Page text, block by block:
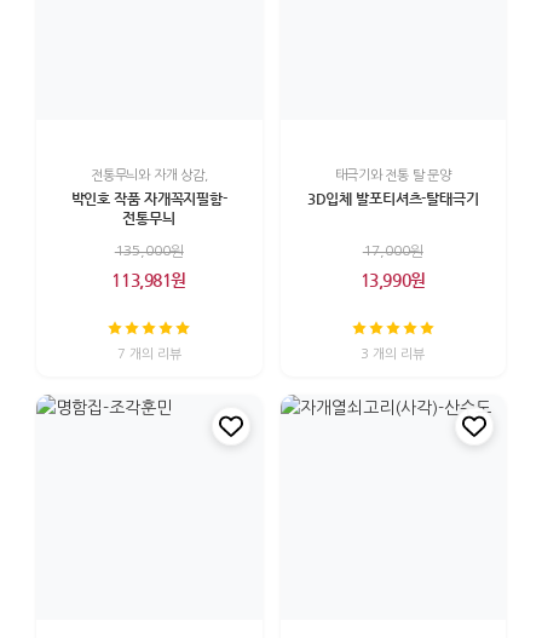
전통무늬와 자개 상감,
박인호 작품 자개꼭지필함-
전통무늬
135,000원
113,981원
7 개의 리뷰
태극기와 전통 탈 문양
3D입체 발포티셔츠-탈태극기
17,000원
13,990원
3 개의 리뷰